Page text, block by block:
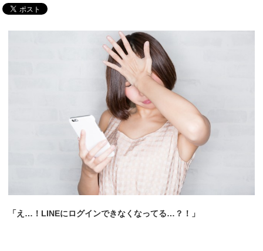
「え…！LINEにログインできなくなってる…？！」